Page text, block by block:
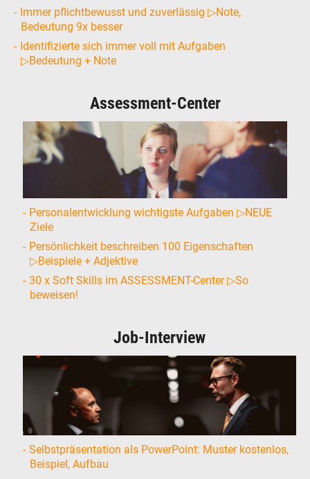
Immer pflichtbewusst und zuverlässig ▷Note,
Bedeutung 9x besser
Identifizierte sich immer voll mit Aufgaben
▷Bedeutung + Note
Assessment-Center
Personalentwicklung wichtigste Aufgaben ▷NEUE
Ziele
Persönlichkeit beschreiben 100 Eigenschaften
▷Beispiele + Adjektive
30 x Soft Skills im ASSESSMENT-Center ▷So
beweisen!
Job-Interview
Selbstpräsentation als PowerPoint: Muster kostenlos,
Beispiel, Aufbau